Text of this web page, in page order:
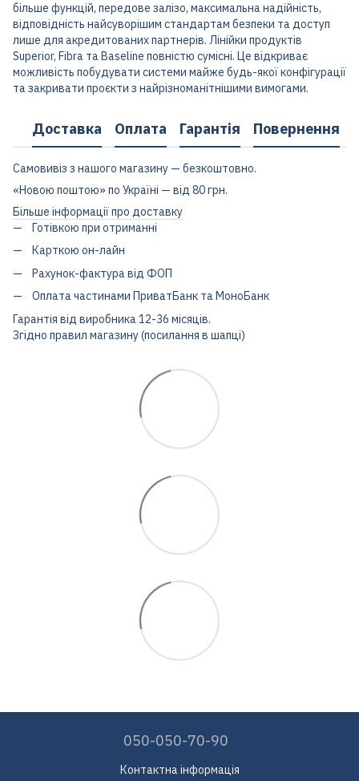
більше функцій, передове залізо, максимальна надійність,
відповідність найсуворішим стандартам безпеки та доступ
лише для акредитованих партнерів. Лінійки продуктів
Superior, Fibra та Baseline повністю сумісні. Це відкриває
можливість побудувати системи майже будь-якої конфігурації
та закривати проєкти з найрізноманітнішими вимогами.
Доставка Оплата Гарантія Повернення
Самовивіз з нашого магазину — безкоштовно.
«Новою поштою» по Україні — від 80 грн.
Більше інформації про доставку
Готівкою при отриманні
Карткою он-лайн
Рахунок-фактура від ФОП
Оплата частинами ПриватБанк та МоноБанк
Гарантія від виробника 12-36 місяців.
Згідно правил магазину (посилання в шапці)
050-050-70-90
Контактна інформація